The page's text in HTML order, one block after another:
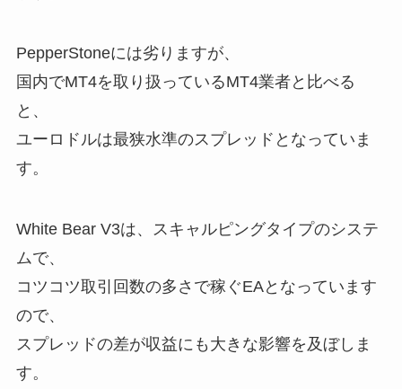
PepperStoneには劣りますが、
国内でMT4を取り扱っているMT4業者と比べる
と、
ユーロドルは最狭水準のスプレッドとなっていま
す。
White Bear V3は、スキャルピングタイプのシステ
ムで、
コツコツ取引回数の多さで稼ぐEAとなっています
ので、
スプレッドの差が収益にも大きな影響を及ぼしま
す。